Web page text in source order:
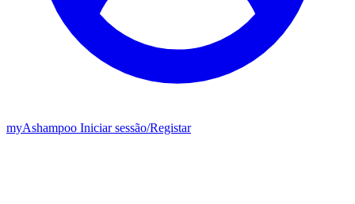
myAshampoo Iniciar sessão/Registar